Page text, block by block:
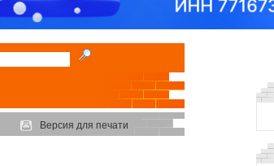
Версия для печати